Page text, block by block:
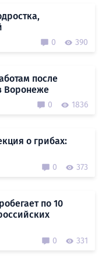
0 390
после
Воронеже
0 1836
о грибах:
0 373
по 10
0 331